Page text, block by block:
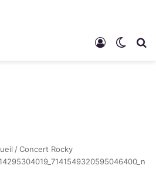
Connexion
/ Concert Rocky